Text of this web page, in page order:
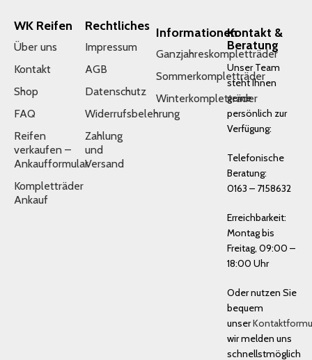
WK Reifen
Über uns
Kontakt
Shop
FAQ
Reifen
verkaufen –
Ankaufformular
Kompletträder
Ankauf
Rechtliches
Impressum
AGB
Datenschutz
Widerrufsbelehrung
Zahlung
und
Versand
Informationen
Ganzjahreskompletträder
Sommerkompletträder
Winterkompletträder
Kontakt &
Beratung
Unser Team
steht Ihnen
gerne
persönlich zur
Verfügung:
Telefonische
Beratung:
0163 – 7158632
Erreichbarkeit:
Montag bis
Freitag, 09:00 –
18:00 Uhr
Oder nutzen Sie
bequem
unser
wir melden uns
schnellstmöglich